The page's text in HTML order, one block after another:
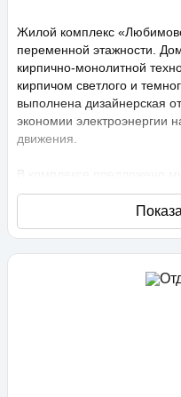
Жилой комплекс
переменной этажности.
кирпично-монолитной
кирпичом светлого и
выполнена дизайнерская
экономии электроэнергии
движения.
В комплексе предложено
решений: в наличии
европланировки. Они
высота потолков